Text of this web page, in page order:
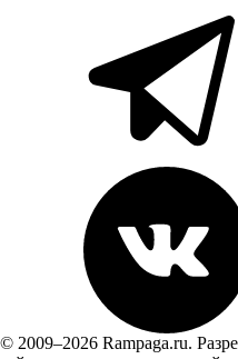
© 2009–2026 Rampaga.ru.